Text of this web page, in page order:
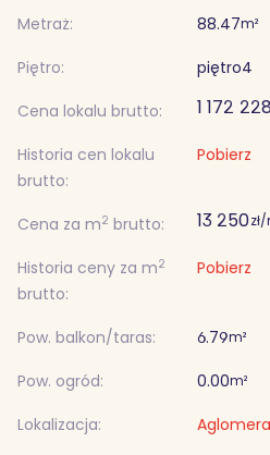
Metraż:
88.47m²
Piętro: piętro4
Cena lokalu brutto:
1 172 228
Historia cen lokalu
brutto:
Pobierz
Cena za m2 brutto: 13 250
Historia ceny za m2
brutto:
Pobierz
Pow. balkon/taras: 6.79m²
Pow. ogród: 0.00m²
Lokalizacja: